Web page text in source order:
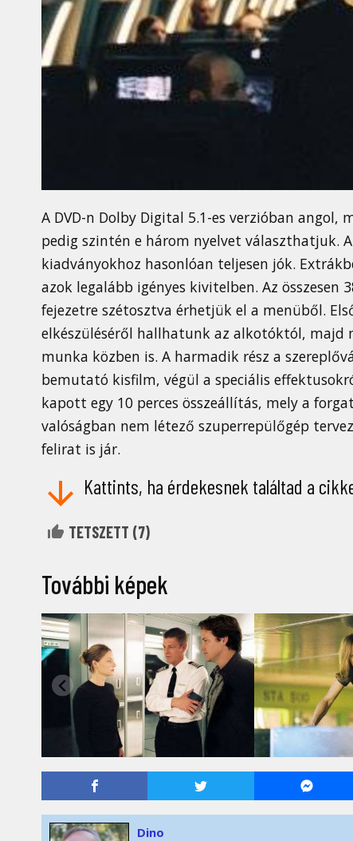
A DVD-n Dolby Digital 5.1-es verzióban
pedig szintén e három nyelvet választhatjuk.
kiadványokhoz hasonlóan teljesen jók.
azok legalább igényes kivitelben. Az
fejezetre szétosztva érhetjük el a menüből.
elkészüléséről hallhatunk az alkotóktól, majd
munka közben is. A harmadik rész a
bemutató kisfilm, végül a speciális
kapott egy 10 perces összeállítás, mely a
valóságban nem létező szuperrepülőgép
felirat is jár.
Kattints, ha érdekesnek találtad a
TETSZETT (7)
További képek
Dino